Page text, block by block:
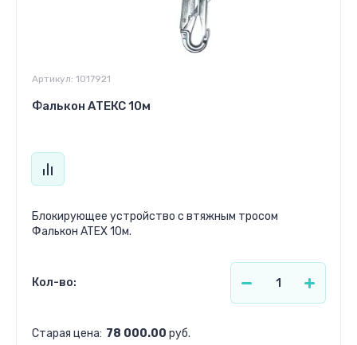
Артикул: 1017921
Фалькон АТЕКС 10м
Блокирующее устройство с втяжным тросом
Фалькон ATEX 10м.
Кол-во:
Старая цена: 78 000.00 руб.